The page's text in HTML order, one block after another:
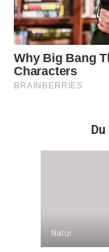
Natur